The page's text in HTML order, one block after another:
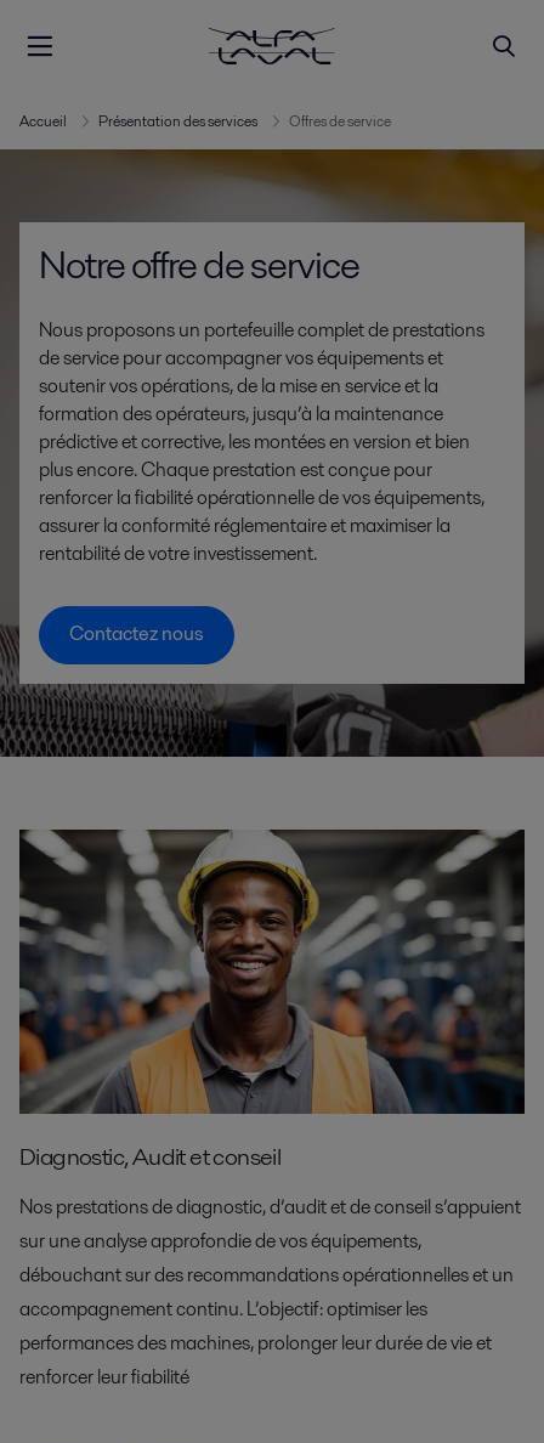
Accueil Présentation des services Offres de service
Notre offre de service
Nous proposons un portefeuille complet de prestations
de service pour accompagner vos équipements et
soutenir vos opérations, de la mise en service et la
formation des opérateurs, jusqu’à la maintenance
prédictive et corrective, les montées en version et bien
plus encore. Chaque prestation est conçue pour
renforcer la fiabilité opérationnelle de vos équipements,
assurer la conformité réglementaire et maximiser la
rentabilité de votre investissement.
Contactez nous
Diagnostic, Audit et conseil
Nos prestations de diagnostic, d’audit et de conseil s’appuient
sur une analyse approfondie de vos équipements,
débouchant sur des recommandations opérationnelles et un
accompagnement continu. L’objectif : optimiser les
performances des machines, prolonger leur durée de vie et
renforcer leur fiabilité